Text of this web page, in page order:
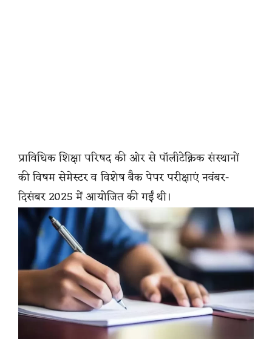
प्राविधिक शिक्षा परिषद की ओर से पॉलीटेक्निक संस्थानों
की विषम सेमेस्टर व विशेष बैक पेपर परीक्षाएं नवंबर-
दिसंबर 2025 में आयोजित की गईं थी।